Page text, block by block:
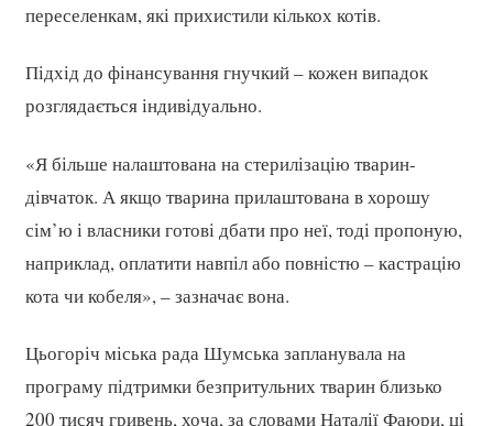
переселенкам, які прихистили кількох котів.
Підхід до фінансування гнучкий – кожен випадок
розглядається індивідуально.
«Я більше налаштована на стерилізацію тварин-
дівчаток. А якщо тварина прилаштована в хорошу
сім’ю і власники готові дбати про неї, тоді пропоную,
наприклад, оплатити навпіл або повністю – кастрацію
кота чи кобеля», – зазначає вона.
Цьогоріч міська рада Шумська запланувала на
програму підтримки безпритульних тварин близько
200 тисяч гривень, хоча, за словами Наталії Фаюри, ці